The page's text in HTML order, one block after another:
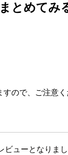
とめてみ
ので、ご注意く
ューとなり